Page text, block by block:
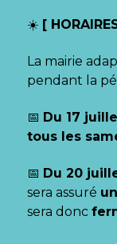
☀️ [
La mairie
pendant la
📅 Du 17
tous les
📅 Du 20
sera assuré
sera donc